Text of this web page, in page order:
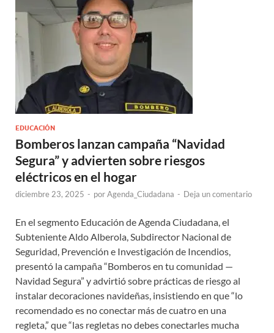
EDUCACIÓN
Bomberos lanzan campaña “Navidad
Segura” y advierten sobre riesgos
eléctricos en el hogar
diciembre 23, 2025 - porAgenda_Ciudadana - Deja un comentario
En el segmento Educación de Agenda Ciudadana, el
Subteniente Aldo Alberola, Subdirector Nacional de
Seguridad, Prevención e Investigación de Incendios,
presentó la campaña “Bomberos en tu comunidad —
Navidad Segura” y advirtió sobre prácticas de riesgo al
instalar decoraciones navideñas, insistiendo en que “lo
recomendado es no conectar más de cuatro en una
regleta,” que “las regletas no debes conectarles mucha